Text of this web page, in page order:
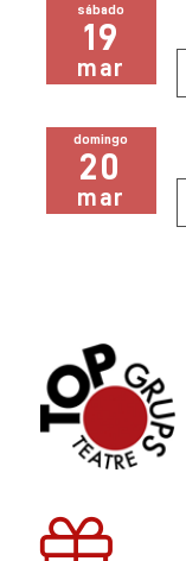
sábado
19
mar
domingo
20
mar